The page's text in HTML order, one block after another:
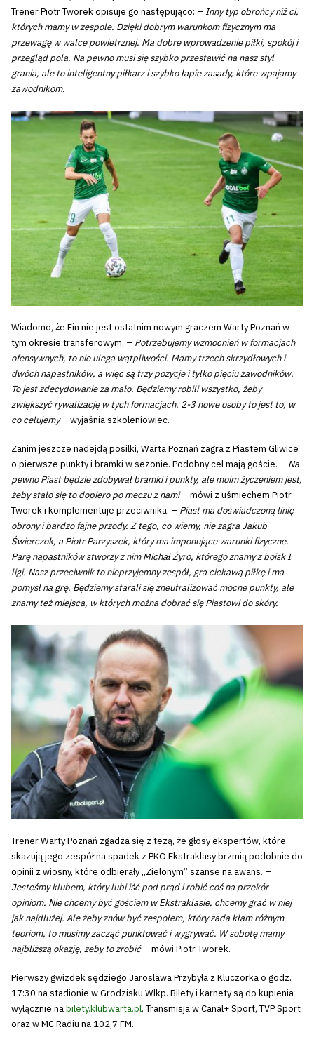
Trener Piotr Tworek opisuje go następująco: – Inny typ obrońcy niż ci,
których mamy w zespole. Dzięki dobrym warunkom fizycznym ma
przewagę w walce powietrznej. Ma dobre wprowadzenie piłki, spokój i
przegląd pola. Na pewno musi się szybko przestawić na nasz styl
grania, ale to inteligentny piłkarz i szybko łapie zasady, które wpajamy
zawodnikom.
Wiadomo, że Fin nie jest ostatnim nowym graczem Warty Poznań w
tym okresie transferowym. – Potrzebujemy wzmocnień w formacjach
ofensywnych, to nie ulega wątpliwości. Mamy trzech skrzydłowych i
dwóch napastników, a więc są trzy pozycje i tylko pięciu zawodników.
To jest zdecydowanie za mało. Będziemy robili wszystko, żeby
zwiększyć rywalizację w tych formacjach. 2-3 nowe osoby to jest to, w
co celujemy– wyjaśnia szkoleniowiec.
Zanim jeszcze nadejdą posiłki, Warta Poznań zagra z Piastem Gliwice
o pierwsze punkty i bramki w sezonie. Podobny cel mają goście. – Na
pewno Piast będzie zdobywał bramki i punkty, ale moim życzeniem jest,
żeby stało się to dopiero po meczu z nami– mówi z uśmiechem Piotr
Tworek i komplementuje przeciwnika: – Piast ma doświadczoną linię
obrony i bardzo fajne przody. Z tego, co wiemy, nie zagra Jakub
Świerczok, a Piotr Parzyszek, który ma imponujące warunki fizyczne.
Parę napastników stworzy z nim Michał Żyro, którego znamy z boisk I
ligi. Nasz przeciwnik to nieprzyjemny zespół, gra ciekawą piłkę i ma
pomysł na grę. Będziemy starali się zneutralizować mocne punkty, ale
znamy też miejsca, w których można dobrać się Piastowi do skóry.
Trener Warty Poznań zgadza się z tezą, że głosy ekspertów, które
skazują jego zespół na spadek z PKO Ekstraklasy brzmią podobnie do
opinii z wiosny, które odbierały „Zielonym” szanse na awans. –
Jesteśmy klubem, który lubi iść pod prąd i robić coś na przekór
opiniom. Nie chcemy być gościem w Ekstraklasie, chcemy grać w niej
jak najdłużej. Ale żeby znów być zespołem, który zada kłam różnym
teoriom, to musimy zacząć punktować i wygrywać. W sobotę mamy
najbliższą okazję, żeby to zrobić– mówi Piotr Tworek.
Pierwszy gwizdek sędziego Jarosława Przybyła z Kluczorka o godz.
17:30 na stadionie w Grodzisku Wlkp. Bilety i karnety są do kupienia
wyłącznie nabilety.klubwarta.pl. Transmisja w Canal+ Sport, TVP Sport
oraz w MC Radiu na 102,7 FM.